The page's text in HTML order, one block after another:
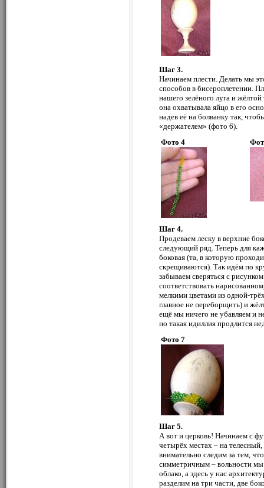
Шаг 3.
Начинаем плести. Делать мы
способов в бисероплетении.
нашего зелёного луга и
она охватывала яйцо в его
надев её на болванку так,
«держателем» (фото 6).
Фото 4
Шаг 4.
Продеваем леску в верхние
следующий ряд. Теперь для
боковая (та, в которую
скрещиваются). Так идём по
забываем сверяться с
соответствовать
мелкими цветами из одной-
главное не переборщить) и
ещё мы ничего не убавляем и
но такая идиллия продлится
Фото 7
Шаг 5.
А вот и церковь! Начинаем с
четырёх местах – на
внимательно следим за тем,
симметричным – вольности мы
облако, а здесь у нас
разделим на три части, две